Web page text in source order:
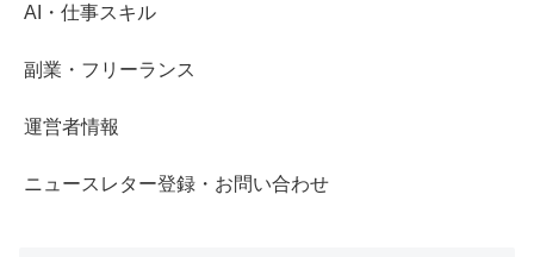
AI・仕事スキル
副業・フリーランス
運営者情報
ニュースレター登録・お問い合わせ